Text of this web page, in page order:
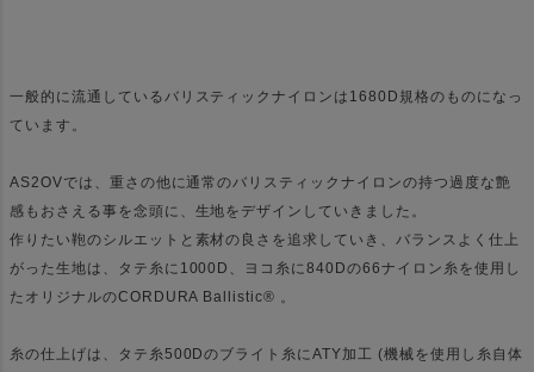
一般的に流通しているバリスティックナイロンは1680D規格のものになっ
ています。
AS2OVでは、重さの他に通常のバリスティックナイロンの持つ過度な艶
感もおさえる事を念頭に、生地をデザインしていきました。
作りたい鞄のシルエットと素材の良さを追求していき、バランスよく仕上
がった生地は、タテ糸に1000D、ヨコ糸に840Dの66ナイロン糸を使用し
たオリジナルのCORDURA Ballistic® 。
糸の仕上げは、タテ糸500Dのブライト糸にATY加工 (機械を使用し糸自体